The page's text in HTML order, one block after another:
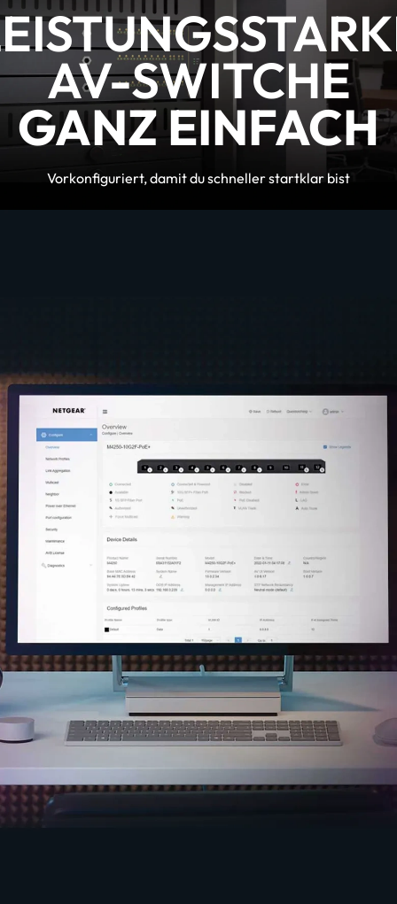
AV-SWITCHE
GANZ EINFACH
Vorkonfiguriert, damit du schneller startklar bist